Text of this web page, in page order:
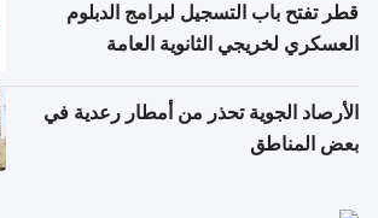
قطر تفتح باب التسجيل لبرامج الدبلوم
العسكري لخريجي الثانوية العامة
الأرصاد الجوية تحذر من أمطار رعدية في
بعض المناطق